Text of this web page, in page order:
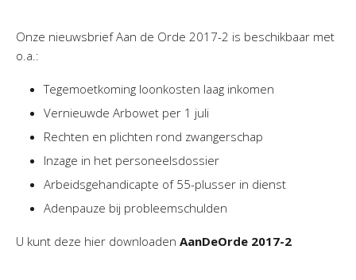
Onze nieuwsbrief Aan de Orde 2017-2 is beschikbaar met
o.a.:
Tegemoetkoming loonkosten laag inkomen
Vernieuwde Arbowet per 1 juli
Rechten en plichten rond zwangerschap
Inzage in het personeelsdossier
Arbeidsgehandicapte of 55-plusser in dienst
Adenpauze bij probleemschulden
U kunt deze hier downloaden AanDeOrde 2017-2